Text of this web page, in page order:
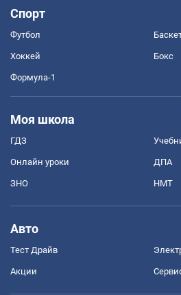
Спорт
Футбол
Хоккей Бокс
Формула-1
Моя школа
ГДЗ
Онлайн уроки ДПА
ЗНО НМТ
Авто
Тест Драйв
Акции